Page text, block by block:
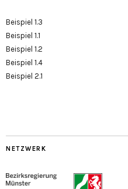
Beispiel 1.3
Beispiel 1.1
Beispiel 1.2
Beispiel 1.4
Beispiel 2.1
NETZWERK